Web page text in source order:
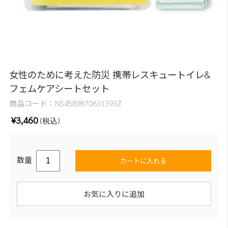
女性のために考えた防災 携帯レスキュートイレ&
フェムケアシートセット
商品コード： NS4589870631393Z
¥3,460 (税込)
数量 カートに入れる
お気に入りに追加